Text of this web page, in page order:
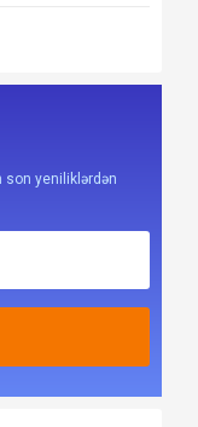
son yeniliklərdən